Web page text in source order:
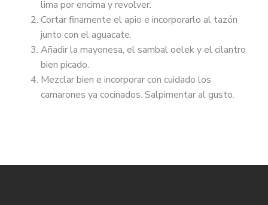
lima por encima y revolver.
Cortar finamente el apio e incorporarlo al tazón
junto con el aguacate.
Añadir la mayonesa, el sambal oelek y el cilantro
bien picado.
Mezclar bien e incorporar con cuidado los
camarones ya cocinados. Salpimentar al gusto.